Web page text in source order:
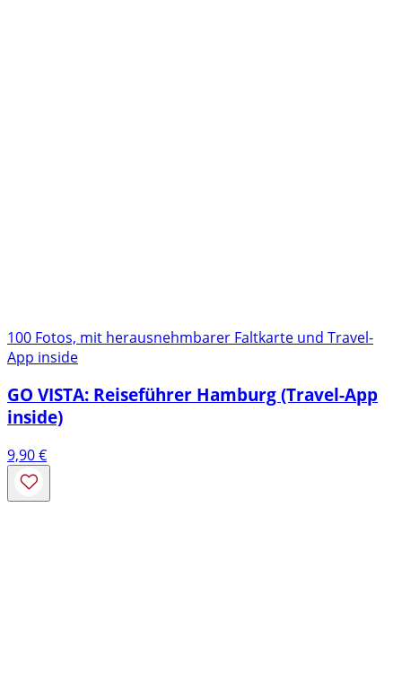
100 Fotos, mit herausnehmbarer Faltkarte und Travel-
App inside
GO VISTA: Reiseführer Hamburg (Travel-App
inside)
9,90€